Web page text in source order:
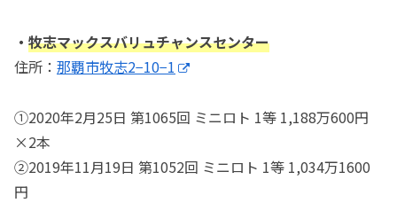
・ 牧志マックスバリュチャンスセンター
住所： 那覇市牧志2−10−1
①2020年2月25日 第1065回 ミニロト 1等 1,188万600円
×2本
②2019年11月19日 第1052回 ミニロト 1等 1,034万1600
円